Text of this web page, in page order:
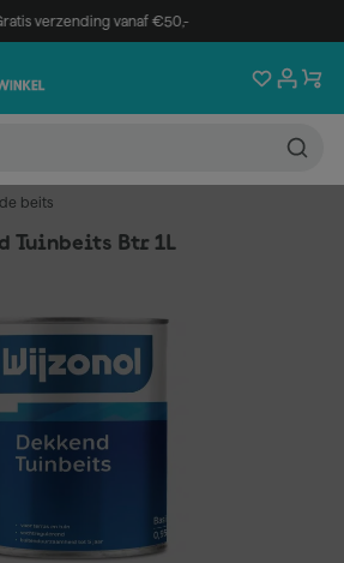
verzending vanaf €50,-
beits
Tuinbeits Btr 1L